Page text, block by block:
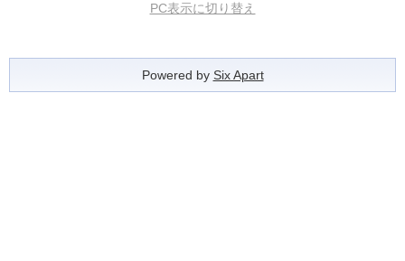
PC表示に切り替え
Powered by Six Apart